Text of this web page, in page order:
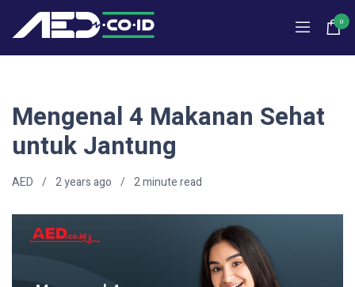
0
Mengenal 4 Makanan Sehat
untuk Jantung
AED 2 years ago 2minute read